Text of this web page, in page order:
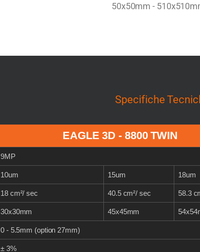
50x50mm -
Specifiche
EAGLE 3D - 8800 TWIN
9MP
10um 15um 18um
18 cm²/ sec 40.5 cm²/ sec 58.3
30x30mm 45x45mm
0 - 5.5mm (option 27mm)
± 3%